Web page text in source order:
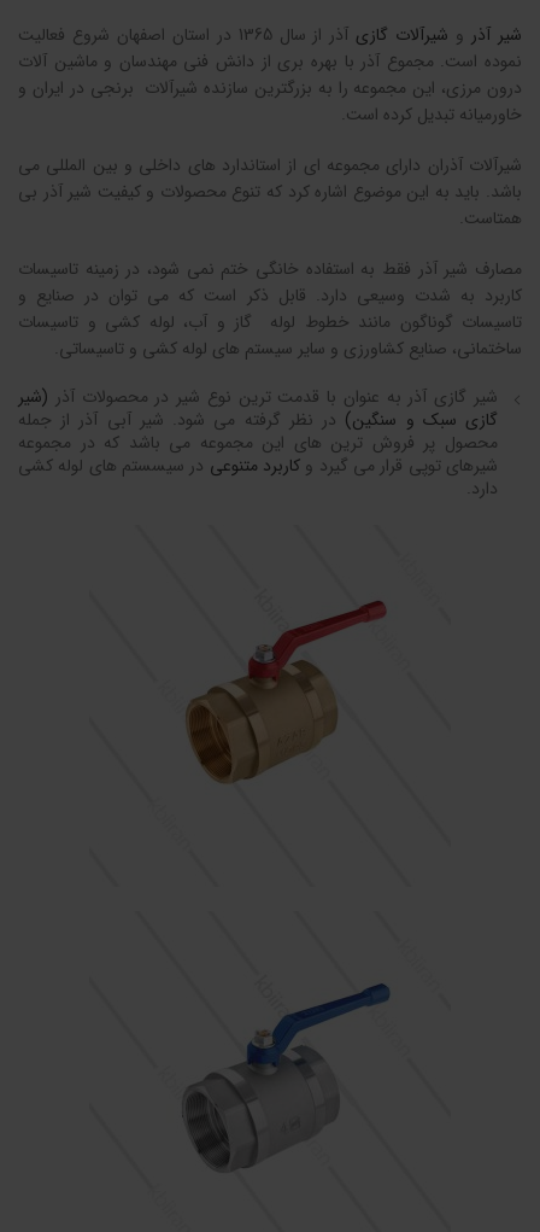
شیر آذر و شیرآلات گازی
آذر از سال 1365 در استان اصفهان شروع فعالیت
نموده است. مجموع آذر با بهره بری از دانش فنی مهندسان و ماشین آلات
درون مرزی، این مجموعه را به بزرگترین سازنده شیرآلات برنجی در ایران و
خاورمیانه تبدیل کرده است.
شیرآلات آذران دارای مجموعه ای از استاندارد های داخلی و بین المللی می
باشد. باید به این موضوع اشاره کرد که تنوع محصولات و کیفیت شیر آذر بی
همتاست.
مصارف شیر آذر فقط به استفاده خانگی ختم نمی شود، در زمینه تاسیسات
کاربرد به شدت وسیعی دارد. قابل ذکر است که می توان در صنایع و
تاسیسات گوناگون مانند خطوط لوله گاز و آب، لوله کشی و تاسیسات
ساختمانی، صنایع کشاورزی و سایر سیستم های لوله کشی و تاسیساتی.
شیر گازی آذر به عنوان با قدمت ترین نوع شیر در محصولات آذر (شیر
گازی سبک و سنگین) در نظر گرفته می شود. شیر آبی آذر از جمله
محصول پر فروش ترین های این مجموعه می باشد که در مجموعه
شیرهای توپی قرار می گیرد و کاربرد متنوعی در سیسستم های لوله کشی
دارد.